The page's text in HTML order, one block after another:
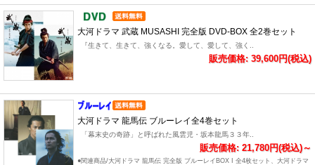
大河ドラマ 武蔵 MUSASHI 完全版 DVD-BOX 全2巻セット
『生きて、生きて、強くなる。愛して、愛して、強く..
販売価格: 39,600円(税込)
大河ドラマ 龍馬伝 ブルーレイ全4巻セット
「幕末史の奇跡」と呼ばれた風雲児・坂本龍馬３３年..
販売価格: 21,780円(税込)～
●関連商品/大河ドラマ 龍馬伝 完全版 ブルーレイBOX I 全4枚セット、大河ドラマ